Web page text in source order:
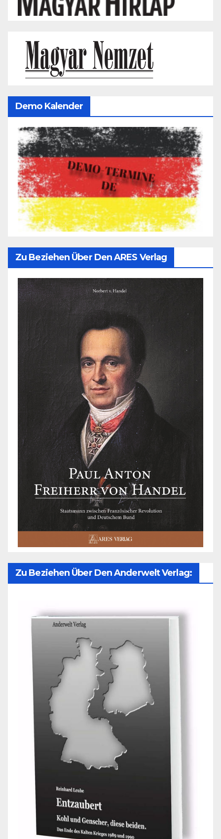
Demo Kalender
Zu Beziehen Über Den ARES Verlag
Zu Beziehen Über Den Anderwelt Verlag: